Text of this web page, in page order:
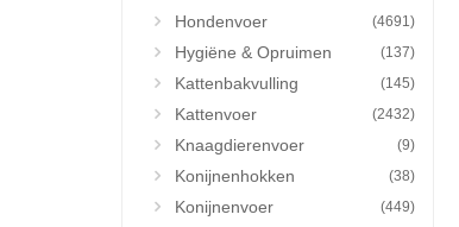
Hondenvoer (4691)
Hygiëne & Opruimen (137)
Kattenbakvulling (145)
Kattenvoer (2432)
Knaagdierenvoer (9)
Konijnenhokken (38)
Konijnenvoer (449)